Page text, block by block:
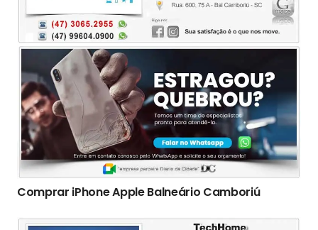
Comprar iPhone Apple Balneário Camboriú